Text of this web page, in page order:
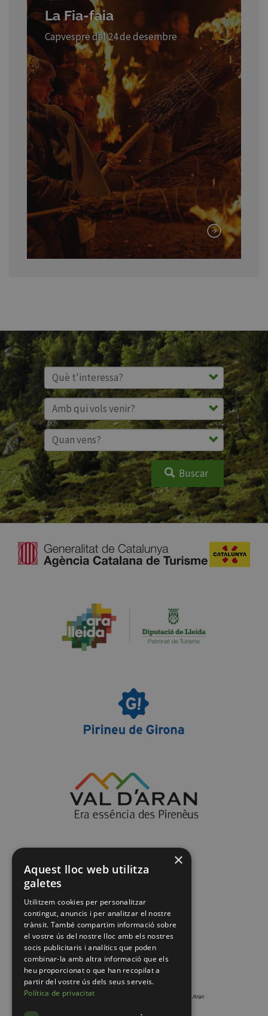
La Fia-faia
Capvespre del 24 de desembre
Buscar
×
Aquest lloc web utilitza
galetes
Utilitzem cookies per personalitzar
contingut, anuncis i per analitzar el nostre
trànsit. També compartim informació sobre
el vostre ús del nostre lloc amb els nostres
socis publicitaris i analítics que poden
combinar-la amb altra informació que els
heu proporcionat o que han recopilat a
partir del vostre ús dels seus serveis.
Política de privacitat